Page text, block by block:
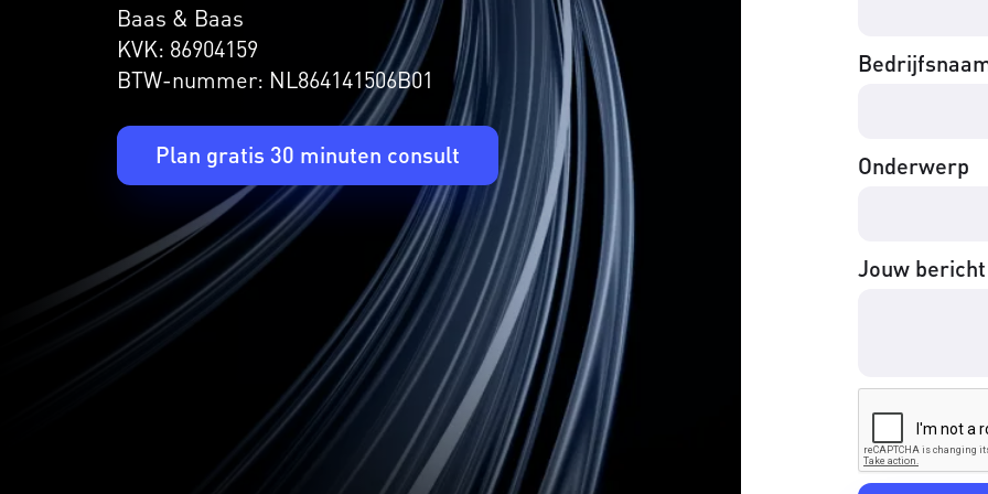
Baas & Baas
KVK: 86904159
BTW-nummer: NL864141506B01
Plan gratis 30 minuten consult Onderwerp
Jouw bericht